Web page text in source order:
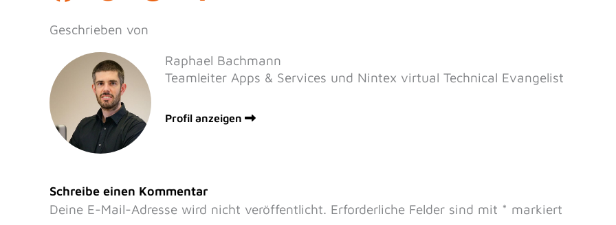
Geschrieben von
Raphael Bachmann
Teamleiter Apps & Services und Nintex virtual Technical Evangelist
Profil anzeigen
Schreibe einen Kommentar
Deine E-Mail-Adresse wird nicht veröffentlicht. Erforderliche Felder sind mit * markiert